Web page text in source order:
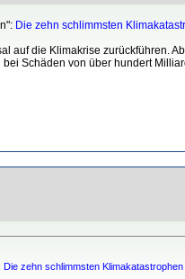
Die zehn schlimmsten
auf die Klimakrise zurückführen.
Schäden von über hundert
Die zehn schlimmsten